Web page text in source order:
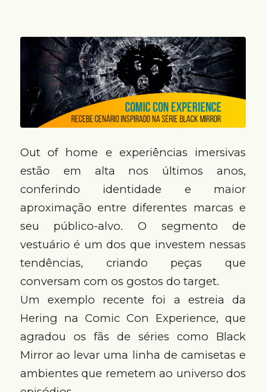
Out of home e experiências imersivas
estão em alta nos últimos anos,
conferindo identidade e maior
aproximação entre diferentes marcas e
seu público-alvo. O segmento de
vestuário é um dos que investem nessas
tendências, criando peças que
conversam com os gostos do target.
Um exemplo recente foi a estreia da
Hering na Comic Con Experience, que
agradou os fãs de séries como Black
Mirror ao levar uma linha de camisetas e
ambientes que remetem ao universo dos